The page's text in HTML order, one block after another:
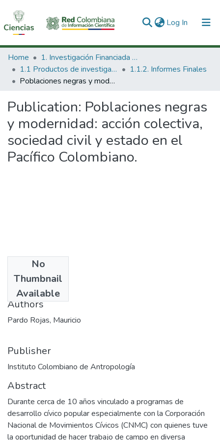
Log In (current)
Communities & Collections
All of DSpace
Home
1. Investigación Financiada con Recursos Públicos
1.1 Productos de investigación
1.1.2. Informes Finales
Poblaciones negras y modernidad: acción colectiva, sociedad civil y estado en el Pacífico Colombiano.
Publication: Poblaciones negras
y modernidad: acción colectiva,
sociedad civil y estado en el
Pacífico Colombiano.
No
Thumbnail
Available
2000
Authors
Pardo Rojas, Mauricio
Publisher
Instituto Colombiano de Antropología
Abstract
Durante cerca de 10 años vinculado a programas de
desarrollo cívico popular especialmente con la Corporación
Nacional de Movimientos Cívicos (CNMC) con quienes tuve
la oportunidad de hacer trabajo de campo en diversa